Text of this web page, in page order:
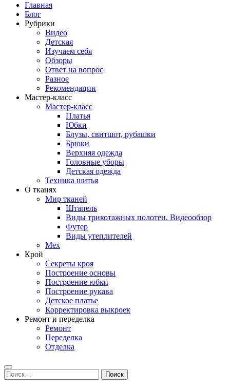
Главная
Блог
Рубрики
Видео
Детская
Изучаем себя
Обзоры
Ответ на вопрос
Разное
Рекомендации
Мастер-класс
Мастер-класс
Платья
Юбки
Блузы, свитшот, рубашки
Брюки
Верхняя одежда
Головные уборы
Детская одежда
Техника шитья
О тканях
Мир тканей
Штапель
Виды трикотажных полотен. Видеообзор
Футер
Виды утеплителей
Мех
Крой
Секреты кроя
Построение основы
Построение юбки
Построение рукава
Детское платье
Корректировка выкроек
Ремонт и переделка
Ремонт
Переделка
Отделка
Search
Найти: